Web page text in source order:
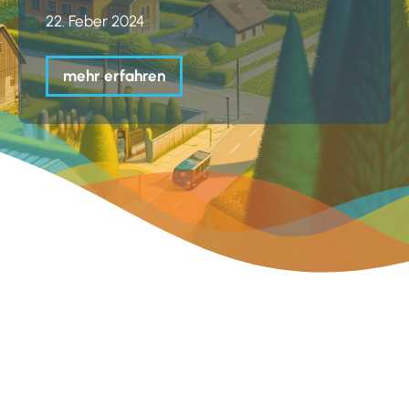
22. Feber 2024
mehr erfahren